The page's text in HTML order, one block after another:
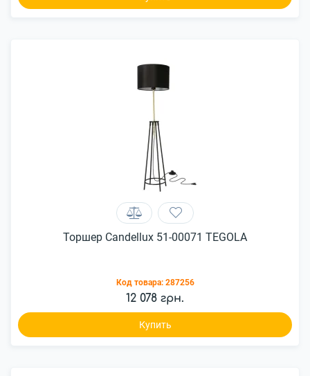
Торшер Candellux 51-00071 TEGOLA
Код товара: 287256
12 078 грн.
Купить